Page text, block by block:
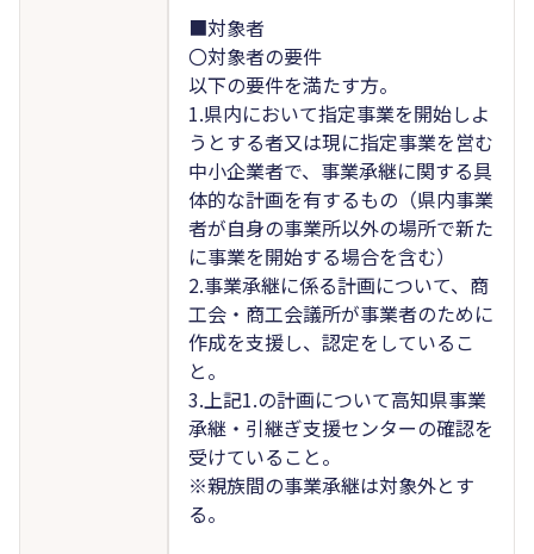
■対象者
〇対象者の要件
以下の要件を満たす方。
1.県内において指定事業を開始しよ
うとする者又は現に指定事業を営む
中小企業者で、事業承継に関する具
体的な計画を有するもの（県内事業
者が自身の事業所以外の場所で新た
に事業を開始する場合を含む）
2.事業承継に係る計画について、商
工会・商工会議所が事業者のために
作成を支援し、認定をしているこ
と。
3.上記1.の計画について高知県事業
承継・引継ぎ支援センターの確認を
受けていること。
※親族間の事業承継は対象外とす
る。